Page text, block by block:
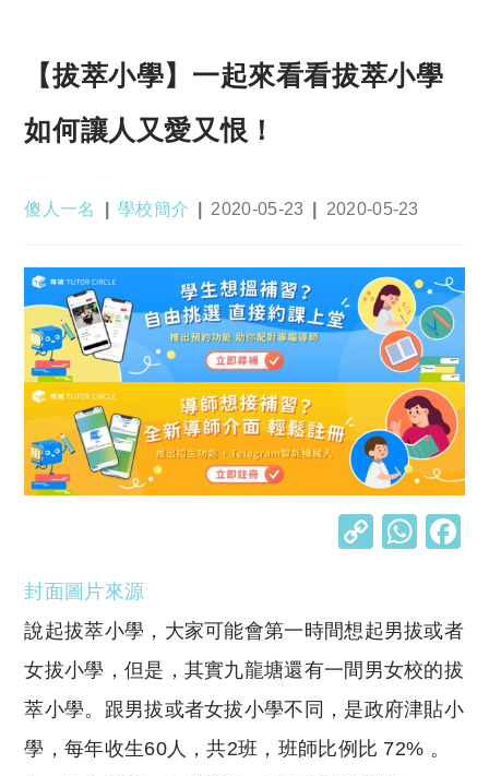
【拔萃小學】一起來看看拔萃小學
如何讓人又愛又恨！
Post
傻人一名
Post
學校簡介
Post
2020-05-23
Post
2020-05-23
C
y
Li
n
k
W
s
A
p
封面圖片來源
說起拔萃小學，大家可能會第一時間想起男拔或者
女拔小學，但是，其實九龍塘還有一間男女校的拔
萃小學。跟男拔或者女拔小學不同，是政府津貼小
學，每年收生60人，共2班，班師比例比 72% 。